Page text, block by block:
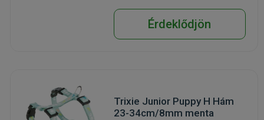
Érdeklődjön
Trixie Junior Puppy H Hám
23-34cm/8mm menta